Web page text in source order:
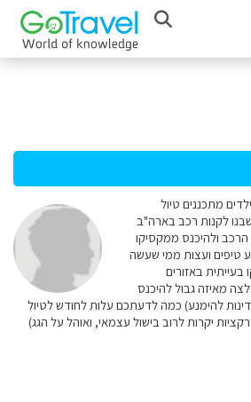
שלום. אנחנו משפחה זוג + 3 ילדים מתכננים טיול
לקנות רכב בארה"ב
את הרכב ולהיכנס ממקסיקו
טיפים ועצות ממי שעשה
באזורים
מאיזה גבול להיכנס
להימנע) כמה לדעתכם עלות לחודש לטיול
יקרות לרוב בישול עצמאי, ואוהל על הגג)